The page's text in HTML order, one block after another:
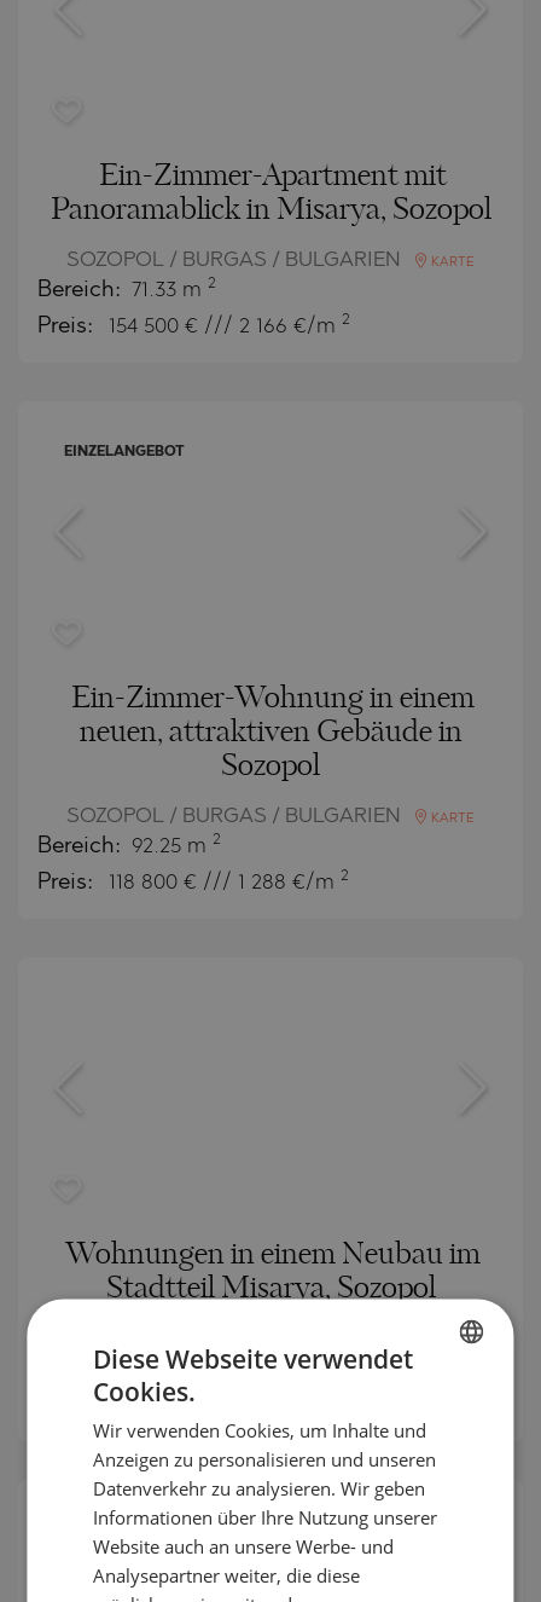
Ein-Zimmer-Apartment mit
Panoramablick in Misarya, Sozopol
SOZOPOL / BURGAS / BULGARIEN KARTE
Bereich: 71.33 m 2
Preis: 154 500 € /// 2 166 €/m 2
EINZELANGEBOT
Ein-Zimmer-Wohnung in einem
neuen, attraktiven Gebäude in
Sozopol
SOZOPOL / BURGAS / BULGARIEN KARTE
Bereich: 92.25 m 2
Preis: 118 800 € /// 1 288 €/m 2
Wohnungen in einem Neubau im
Stadtteil Misarya, Sozopol
KARTE
98 000-171 000€
Preise pro m²: 1 599 - 2 254 €/m
ENGLISH
GERMAN
FRENCH
Diese Webseite verwendet
Cookies.
Wir verwenden Cookies, um Inhalte und
Anzeigen zu personalisieren und unseren
Datenverkehr zu analysieren. Wir geben
Informationen über Ihre Nutzung unserer
Website auch an unsere Werbe- und
Analysepartner weiter, die diese